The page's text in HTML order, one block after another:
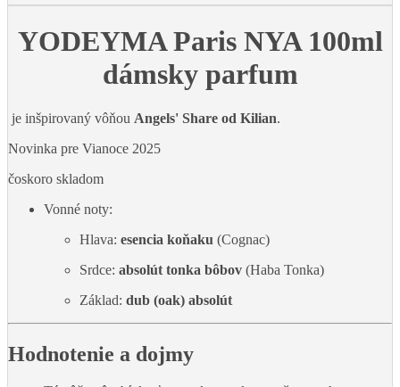
YODEYMA Paris NYA 100ml
dámsky parfum
je inšpirovaný vôňou Angels' Share od Kilian.
Novinka pre Vianoce 2025
čoskoro skladom
Vonné noty:
Hlava: esencia koňaku (Cognac)
Srdce: absolút tonka bôbov (Haba Tonka)
Základ: dub (oak) absolút
Hodnotenie a dojmy